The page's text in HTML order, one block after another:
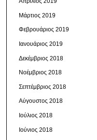
Μάρτιος 2019
Φεβρουάριος 2019
Ιανουάριος 2019
Δεκέμβριος 2018
Νοέμβριος 2018
Σεπτέμβριος 2018
Αύγουστος 2018
Ιούλιος 2018
Ιούνιος 2018